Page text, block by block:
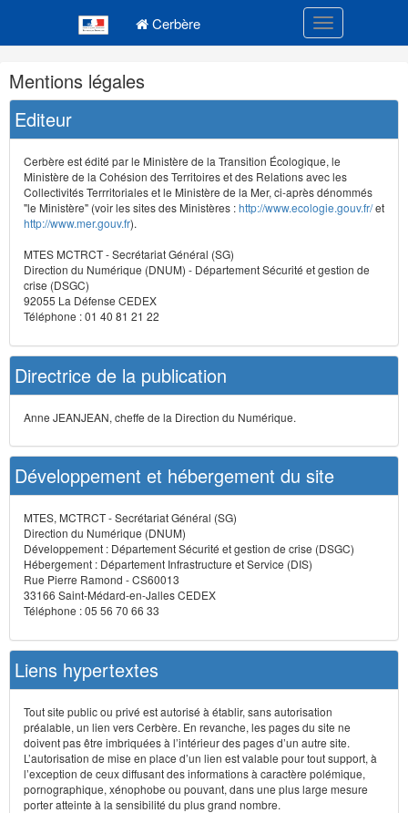
Cerbère Toggle
Navigation
et
outils
annexes
Mentions légales
Editeur
Cerbère est édité par le Ministère de la Transition Écologique, le
Ministère de la Cohésion des Territoires et des Relations avec les
Collectivités Terrritoriales et le Ministère de la Mer, ci-après dénommés
"le Ministère" (voir les sites des Ministères :http://www.ecologie.gouv.fr/et
http://www.mer.gouv.fr).
MTES MCTRCT - Secrétariat Général (SG)
Direction du Numérique (DNUM) - Département Sécurité et gestion de
crise (DSGC)
92055 La Défense CEDEX
Téléphone : 01 40 81 21 22
Directrice de la publication
Anne JEANJEAN, cheffe de la Direction du Numérique.
Développement et hébergement du site
MTES, MCTRCT - Secrétariat Général (SG)
Direction du Numérique (DNUM)
Développement : Département Sécurité et gestion de crise (DSGC)
Hébergement : Département Infrastructure et Service (DIS)
Rue Pierre Ramond - CS60013
33166 Saint-Médard-en-Jalles CEDEX
Téléphone : 05 56 70 66 33
Liens hypertextes
Tout site public ou privé est autorisé à établir, sans autorisation
préalable, un lien vers Cerbère. En revanche, les pages du site ne
doivent pas être imbriquées à l’intérieur des pages d’un autre site.
L’autorisation de mise en place d’un lien est valable pour tout support, à
l’exception de ceux diffusant des informations à caractère polémique,
pornographique, xénophobe ou pouvant, dans une plus large mesure
porter atteinte à la sensibilité du plus grand nombre.